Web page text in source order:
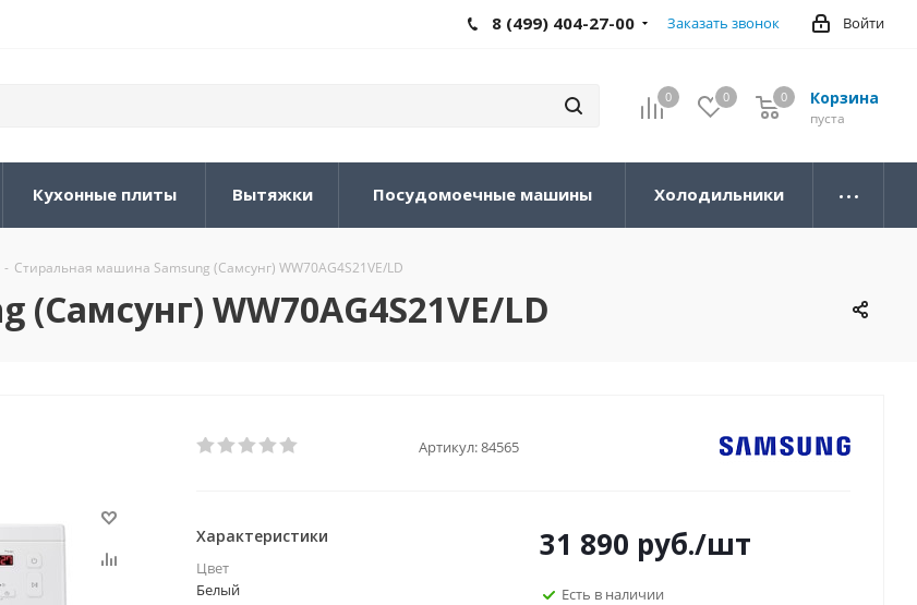
Войти
8 (499) 404-27-00 Заказать звонок
0 0 Корзина
0
пуста
0
Кухонные плиты Вытяжки Посудомоечные машины Холодильники
- Стиральная машина Samsung (Самсунг) WW70AG4S21VE/LD
WW70AG4S21VE/LD
Артикул:84565
Характеристики
Цвет
Белый
31 890 руб./шт
Есть в наличии